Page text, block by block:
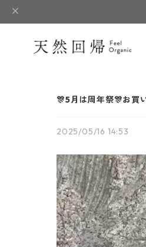
🎊5月は周年祭🎊お買
2025/05/16 14:53